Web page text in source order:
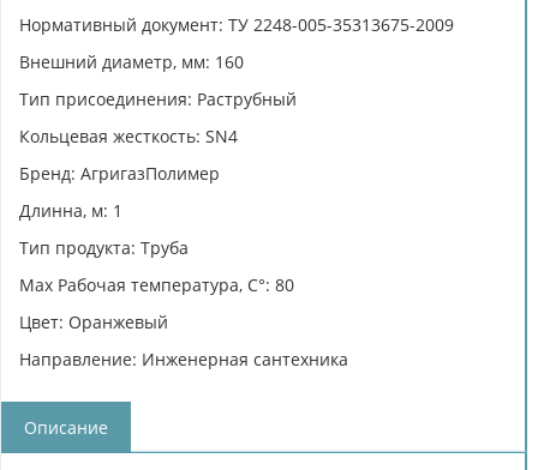
Нормативный документ: ТУ 2248-005-35313675-2009
Внешний диаметр, мм: 160
Тип присоединения: Раструбный
Кольцевая жесткость: SN4
Бренд: АгригазПолимер
Длинна, м: 1
Тип продукта: Труба
Max Рабочая температура, C°: 80
Цвет: Оранжевый
Направление: Инженерная сантехника
Описание